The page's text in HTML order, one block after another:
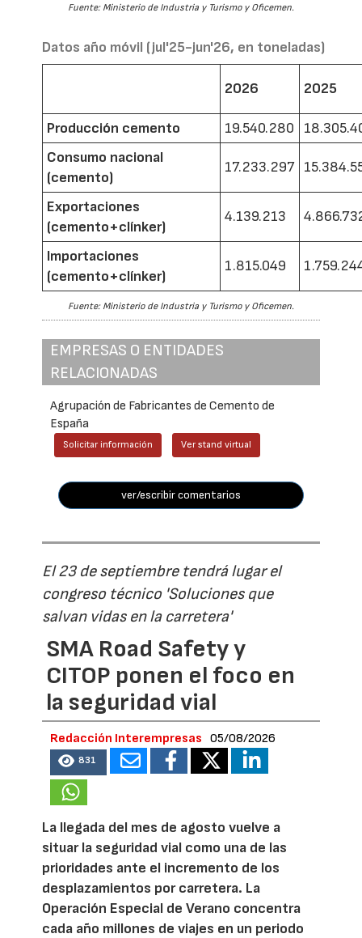
Fuente: Ministerio de Industria y Turismo y Oficemen.
Datos año móvil (jul'25-jun'26, en toneladas)
2026 2025
Producción cemento 19.540.280
Consumo nacional
(cemento)
17.233.297
Exportaciones
(cemento+clínker)
4.139.213
Importaciones
(cemento+clínker)
1.815.049
Fuente: Ministerio de Industria y Turismo y Oficemen.
EMPRESAS O ENTIDADES
RELACIONADAS
Agrupación de Fabricantes de Cemento de
España
Solicitar información Ver stand virtual
ver/escribir comentarios
El 23 de septiembre tendrá lugar el
congreso técnico 'Soluciones que
salvan vidas en la carretera'
SMA Road Safety y
CITOP ponen el foco en
la seguridad vial
Redacción Interempresas 05/08/2026
831
La llegada del mes de agosto vuelve a
situar la seguridad vial como una de las
prioridades ante el incremento de los
desplazamientos por carretera. La
Operación Especial de Verano concentra
cada año millones de viajes en un periodo